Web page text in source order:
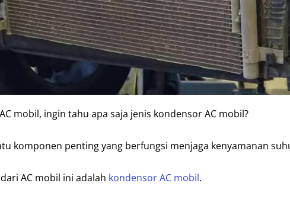
mobil, ingin tahu apa saja jenis kondensor AC mobil?
komponen penting yang berfungsi menjaga kenyamanan
AC mobil ini adalah kondensor AC mobil.